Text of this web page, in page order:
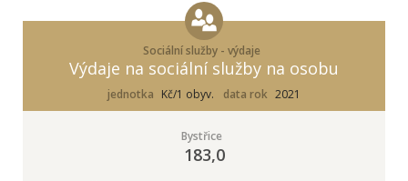
Sociální služby - výdaje
Výdaje na sociální služby na osobu
jednotka Kč/1 obyv. data rok 2021
Bystřice
183,0